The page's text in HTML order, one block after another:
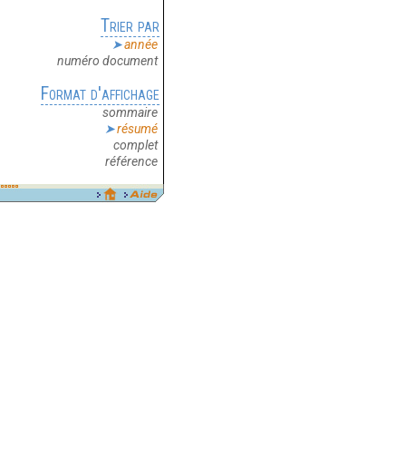
Trier par
année
numéro document
Format d'affichage
sommaire
résumé
complet
référence